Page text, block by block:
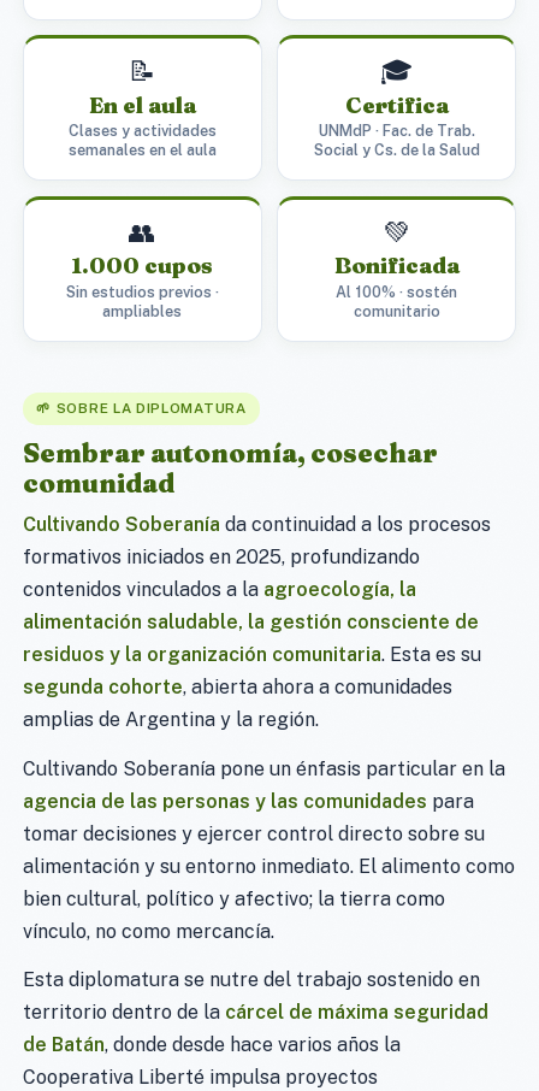
📝
En el aula
Clases y actividades
semanales en el aula
🎓
Certifica
UNMdP · Fac. de Trab.
Social y Cs. de la Salud
👥
1.000 cupos
Sin estudios previos ·
ampliables
💚
Bonificada
Al 100% · sostén
comunitario
🌱 SOBRE LA DIPLOMATURA
Sembrar autonomía, cosechar
comunidad
Cultivando Soberanía da continuidad a los procesos
formativos iniciados en 2025, profundizando
contenidos vinculados a la agroecología, la
alimentación saludable, la gestión consciente de
residuos y la organización comunitaria. Esta es su
segunda cohorte, abierta ahora a comunidades
amplias de Argentina y la región.
Cultivando Soberanía pone un énfasis particular en la
agencia de las personas y las comunidades para
tomar decisiones y ejercer control directo sobre su
alimentación y su entorno inmediato. El alimento como
bien cultural, político y afectivo; la tierra como
vínculo, no como mercancía.
Esta diplomatura se nutre del trabajo sostenido en
territorio dentro de la cárcel de máxima seguridad
de Batán, donde desde hace varios años la
Cooperativa Liberté impulsa proyectos